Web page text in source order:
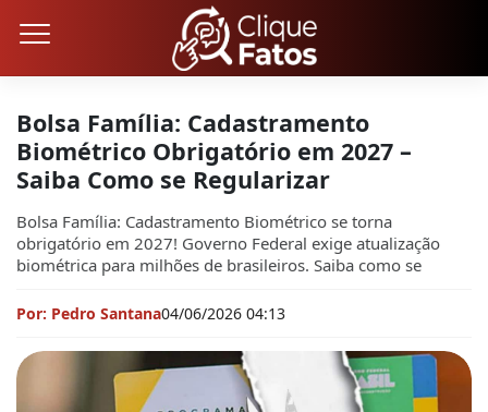
Bolsa Família: Cadastramento
Biométrico Obrigatório em 2027 –
Saiba Como se Regularizar
Bolsa Família: Cadastramento Biométrico se torna
obrigatório em 2027! Governo Federal exige atualização
biométrica para milhões de brasileiros. Saiba como se
Por: Pedro Santana04/06/2026 04:13